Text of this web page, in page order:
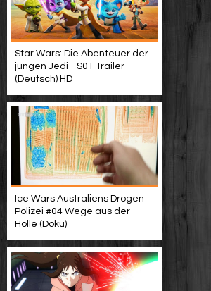
Star Wars: Die Abenteuer der
jungen Jedi - S01 Trailer
(Deutsch) HD
Ice Wars Australiens Drogen
Polizei #04 Wege aus der
Hölle (Doku)